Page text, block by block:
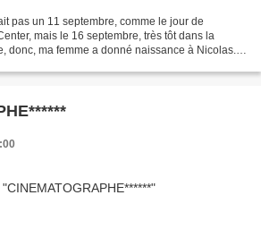
pas un 11 septembre, comme le jour de
mais le 16 septembre, très tôt dans la
donc, ma femme a donné naissance à Nicolas.